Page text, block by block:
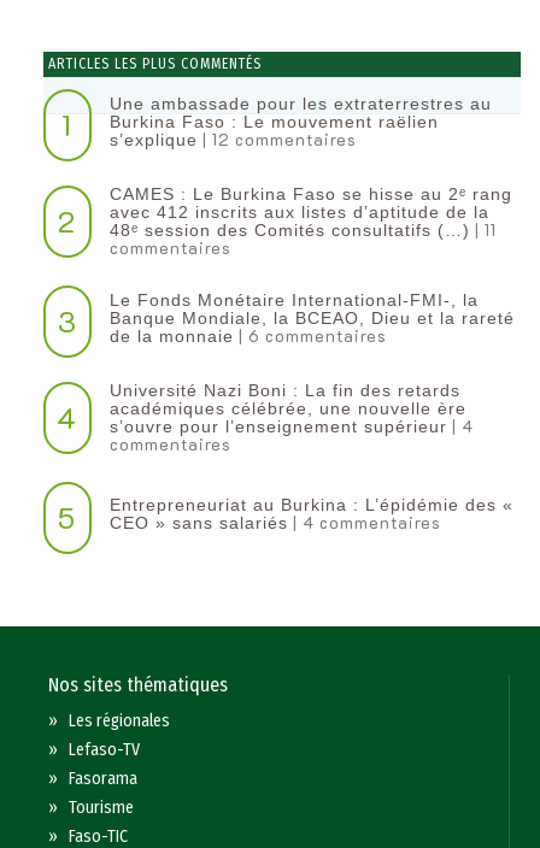
ARTICLES LES PLUS COMMENTÉS
1
Une ambassade pour les extraterrestres au
Burkina Faso : Le mouvement raëlien
s’explique | 12 commentaires
2
CAMES : Le Burkina Faso se hisse au 2ᵉ rang
avec 412 inscrits aux listes d’aptitude de la
48ᵉ session des Comités consultatifs (…) | 11
commentaires
3
Le Fonds Monétaire International-FMI-, la
Banque Mondiale, la BCEAO, Dieu et la rareté
de la monnaie | 6 commentaires
4
Université Nazi Boni : La fin des retards
académiques célébrée, une nouvelle ère
s’ouvre pour l’enseignement supérieur | 4
commentaires
5
Entrepreneuriat au Burkina : L’épidémie des «
CEO » sans salariés | 4 commentaires
Nos sites thématiques
»Les régionales
»Lefaso-TV
»Fasorama
»Tourisme
»Faso-TIC